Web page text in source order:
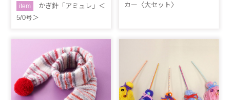
item
かぎ針「アミュレ」＜
5/0号＞
カー〈大セット〉